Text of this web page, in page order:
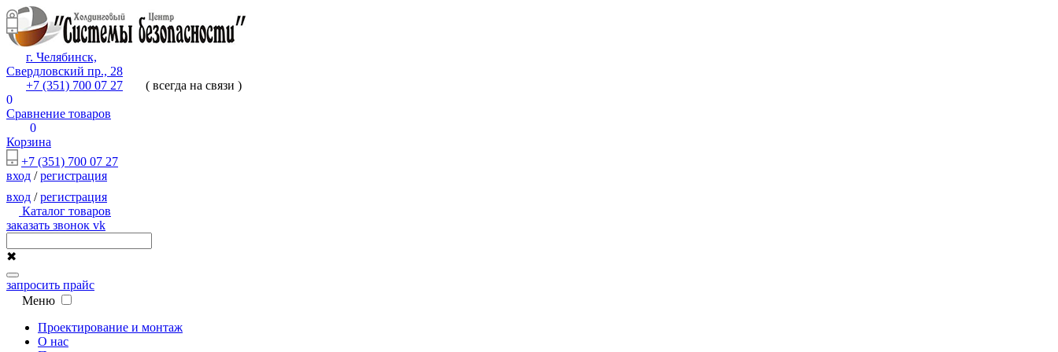
г. Челябинск,
Свердловский пр., 28
+7 (351) 700 07 27
( всегда на связи )
0
Сравнение товаров
0
Корзина
+7 (351) 700 07 27
вход /регистрация
вход /регистрация
Каталог товаров
заказать звонок vk
✖
запросить прайс
Меню
Проектирование и монтаж
О нас